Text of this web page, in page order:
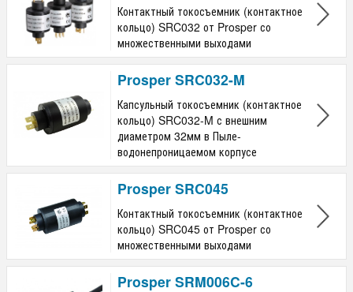
Длина корпуса
от до
Размеры корпуса
Ф4
Ф4.8
Ф25 на 51.7
Ф25 на 72.5
Ф32 на 64
Ф45 на 84.5
Контактный токосъемник (контактное
кольцо) SRC032 от Prosper со
множественными выходами
Prosper SRC032-M
Капсульный токосъемник (контактное
кольцо) SRC032-M с внешним
диаметром 32мм в Пыле-
водонепроницаемом корпусе
Prosper SRC045
Контактный токосъемник (контактное
кольцо) SRC045 от Prosper со
множественными выходами
Prosper SRM006C-6